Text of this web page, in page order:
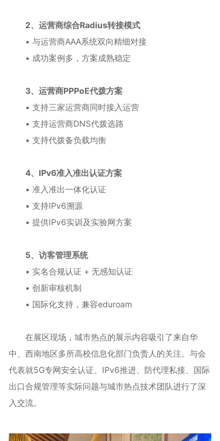
2、运营商综合Radius转接模式
• 与运营商AAA系统双向精细对接
• 成功案例多，方案成熟稳定
3、运营商PPPoE代拨方案
• 支持三家运营商同时接入运营
• 支持运营商DNS代拨选路
• 支持代拨备负载均衡
4、IPv6准入准出认证方案
• 准入准出一体化认证
• 支持IPv6溯源
• 提供IPv6实训及实验网方案
5、访客管理系统
• 实名合规认证 + 无感知认证
• 创新审核机制
• 国际化支持，兼容eduroam
在展区现场，城市热点的展示内容吸引了来自华
中、西南地区多所高校信息化部门负责人的关注。与会
代表就5G专网安全认证、IPv6推进、防代理私接、国际
出口合规管理等实际问题与城市热点技术团队进行了深
入交流。